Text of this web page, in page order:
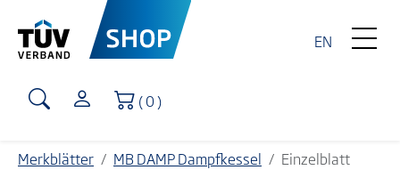
EN
Warenkorb
( 0 )
Merkblätter MB DAMP Dampfkessel Einzelblatt